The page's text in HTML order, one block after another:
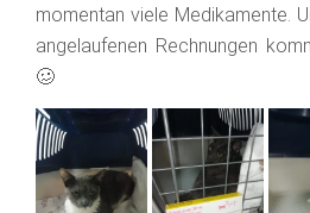
momentan viele Medikamente.
angelaufenen Rechnungen
🥴